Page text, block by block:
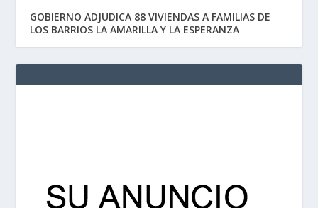
GOBIERNO ADJUDICA 88 VIVIENDAS A FAMILIAS DE
LOS BARRIOS LA AMARILLA Y LA ESPERANZA